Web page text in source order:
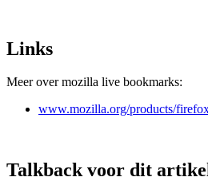
Links
Meer over mozilla live bookmarks:
www.mozilla.org/products/
Talkback voor dit